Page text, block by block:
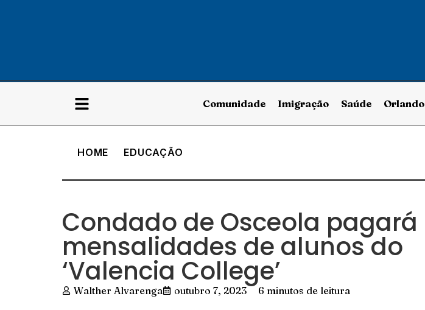
Comunidade Imigração Saúde Orlando
HOME EDUCAÇÃO
Condado de Osceola pagará
mensalidades de alunos do
‘Valencia College’
Walther Alvarenga outubro 7, 2023 6 minutos de leitura